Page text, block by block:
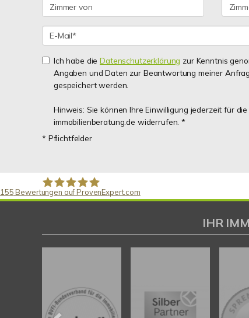
Ich habe dieDatenschutzerklärung zur Kenntnis
Angaben und Daten zur Beantwortung meiner
gespeichert werden.
Hinweis: Sie können Ihre Einwilligung jederzeit für
immobilienberatung.de widerrufen. *
* Pflichtfelder
155 Bewertungen auf ProvenExpert.com
IHR